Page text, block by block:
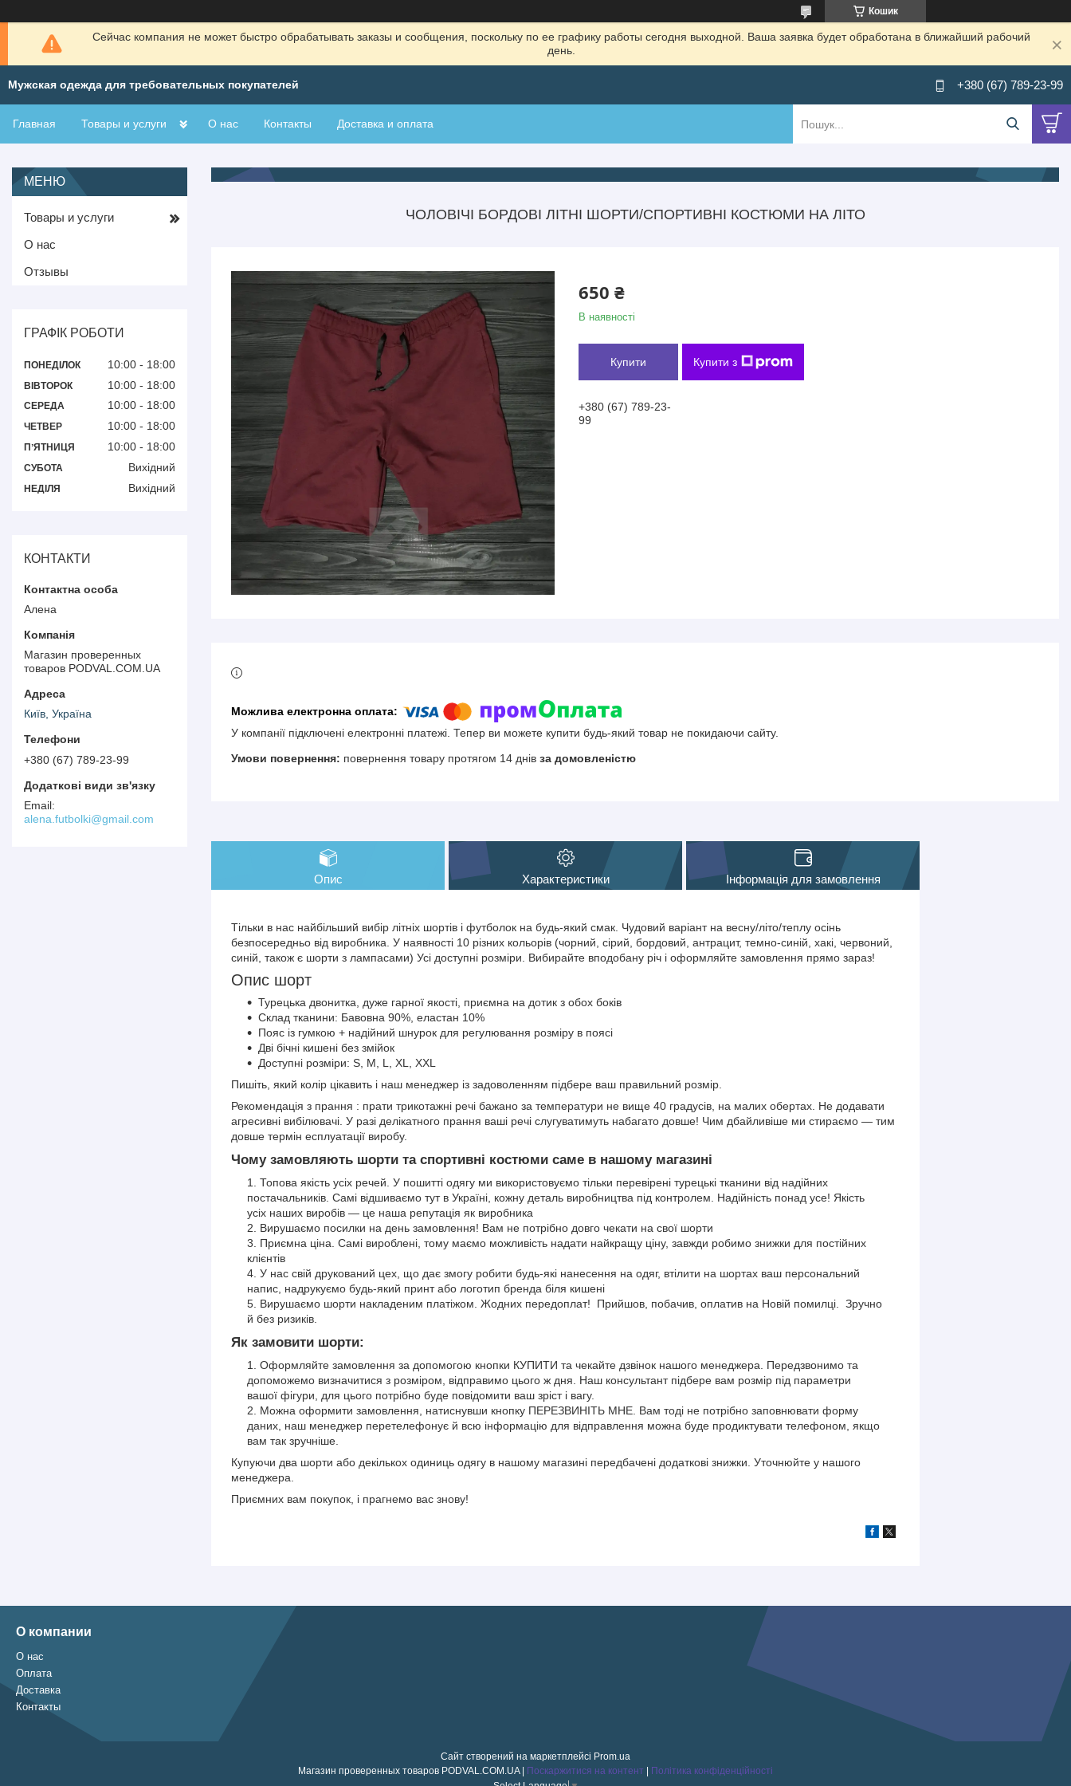
Кошик
Сейчас компания не может быстро обрабатывать заказы и сообщения, поскольку по ее графику работы сегодня выходной. Ваша заявка будет обработана в ближайший рабочий
день.
Мужская одежда для требовательных покупателей +380 (67) 789-23-99
Главная Товары и услуги О нас Контакты Доставка и оплата
ЧОЛОВІЧІ БОРДОВІ ЛІТНІ ШОРТИ/СПОРТИВНІ КОСТЮМИ НА ЛІТО
650 ₴
В наявності
Купити Купити з
+380 (67) 789-23-
99
У компанії підключені електронні платежі. Тепер ви можете купити будь-який товар не покидаючи сайту.
повернення товару протягом 14 днів за домовленістю
Опис Характеристики Інформація для замовлення
Тільки в нас найбільший вибір літніх шортів і футболок на будь-який смак. Чудовий варіант на весну/літо/теплу осінь
безпосередньо від виробника. У наявності 10 різних кольорів (чорний, сірий, бордовий, антрацит, темно-синій, хакі, червоний,
синій, також є шорти з лампасами) Усі доступні розміри. Вибирайте вподобану річ і оформляйте замовлення прямо зараз!
Опис шорт
Турецька двонитка, дуже гарної якості, приємна на дотик з обох боків
Склад тканини: Бавовна 90%, еластан 10%
Пояс із гумкою + надійний шнурок для регулювання розміру в поясі
Дві бічні кишені без змійок
Доступні розміри: S, M, L, XL, XXL
Пишіть, який колір цікавить і наш менеджер із задоволенням підбере ваш правильний розмір.
Рекомендація з прання : прати трикотажні речі бажано за температури не вище 40 градусів, на малих обертах. Не додавати
агресивні вибілювачі. У разі делікатного прання ваші речі слугуватимуть набагато довше! Чим дбайливіше ми стираємо — тим
довше термін есплуатації виробу.
Чому замовляють шорти та спортивні костюми саме в нашому магазині
Топова якість усіх речей. У пошитті одягу ми використовуємо тільки перевірені турецькі тканини від надійних
постачальників. Самі відшиваємо тут в Україні, кожну деталь виробництва під контролем. Надійність понад усе! Якість
усіх наших виробів — це наша репутація як виробника
Вирушаємо посилки на день замовлення! Вам не потрібно довго чекати на свої шорти
Приємна ціна. Самі вироблені, тому маємо можливість надати найкращу ціну, завжди робимо знижки для постійних
клієнтів
У нас свій друкований цех, що дає змогу робити будь-які нанесення на одяг, втілити на шортах ваш персональний
напис, надрукуємо будь-який принт або логотип бренда біля кишені
Вирушаємо шорти накладеним платіжом. Жодних передоплат! Прийшов, побачив, оплатив на Новій помилці. Зручно
й без ризиків.
Як замовити шорти:
Оформляйте замовлення за допомогою кнопки КУПИТИ та чекайте дзвінок нашого менеджера. Передзвонимо та
допоможемо визначитися з розміром, відправимо цього ж дня. Наш консультант підбере вам розмір під параметри
вашої фігури, для цього потрібно буде повідомити ваш зріст і вагу.
Можна оформити замовлення, натиснувши кнопку ПЕРЕЗВИНІТЬ МНЕ. Вам тоді не потрібно заповнювати форму
даних, наш менеджер перетелефонує й всю інформацію для відправлення можна буде продиктувати телефоном, якщо
вам так зручніше.
Купуючи два шорти або декількох одиниць одягу в нашому магазині передбачені додаткові знижки. Уточнюйте у нашого
менеджера.
Приємних вам покупок, і прагнемо вас знову!
Товары и услуги
О нас
Отзывы
ГРАФІК РОБОТИ
ПОНЕДІЛОК 10:00 18:00
ВІВТОРОК 10:00 18:00
СЕРЕДА 10:00 18:00
ЧЕТВЕР 10:00 18:00
ПʼЯТНИЦЯ 10:00 18:00
СУБОТА Вихідний
НЕДІЛЯ Вихідний
КОНТАКТИ
Алена
Магазин проверенных
товаров PODVAL.СOM.UA
Київ, Україна
+380 (67) 789-23-99
alena.futbolki@gmail.com
О компании
О нас
Оплата
Доставка
Контакты
Сайт створений на маркетплейсі Prom.ua
Поскаржитися на контент
Політика конфіденційності